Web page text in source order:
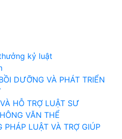
kỷ luật
DƯỠNG VÀ PHÁT TRIỂN
HỖ TRỢ LUẬT SƯ
VĂN THỂ
PHÁP LUẬT VÀ TRỢ GIÚP